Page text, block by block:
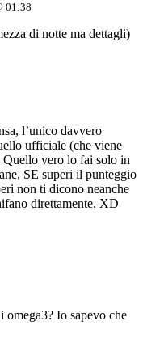
01:38
di notte ma dettagli)
l’unico davvero
ufficiale (che viene
Quello vero lo fai solo in
SE superi il punteggio
non ti dicono neanche
direttamente. XD
omega3? Io sapevo che